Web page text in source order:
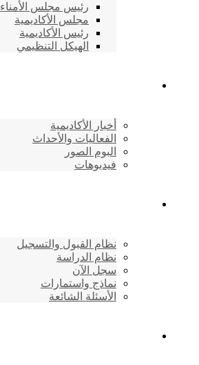
رئيس مجلس الأمناء
مجلس الأكاديمية
رئيس الأكاديمية
الهيكل التنظيمي
أخبار الأكاديمية
الفعاليات والأحداث
البوم الصور
فيديوهات
نظام القبول والتسجيل
نظام الدراسة
سجل الآن
نماذج واستمارات
الأسئلة الشائعة